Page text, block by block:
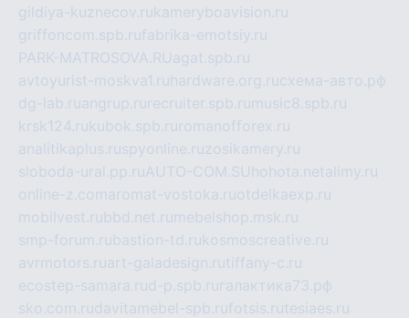
gildiya-kuznecov.rukameryboavision.ru
griffoncom.spb.rufabrika-emotsiy.ru
PARK-MATROSOVA.RUagat.spb.ru
avtoyurist-moskva1.ru hardware.org.ruсхема-авто.рф
dg-lab.ruangrup.ru recruiter.spb.ru music8.spb.ru
krsk124.rukubok.spb.ru romanofforex.ru
analitikaplus.ruspyonline.ruzosikamery.ru
sloboda-ural.pp.ruAUTO-COM.SU hohota.netalimy.ru
online-z.comaromat-vostoka.ruotdelkaexp.ru
mobilvest.rubbd.net.ru mebelshop.msk.ru
smp-forum.rubastion-td.rukosmoscreative.ru
avrmotors.ruart-galadesign.rutiffany-c.ru
ecostep-samara.rud-p.spb.ru галактика73.рф
sko.com.rudavitamebel-spb.rufotsis.rutesiaes.ru